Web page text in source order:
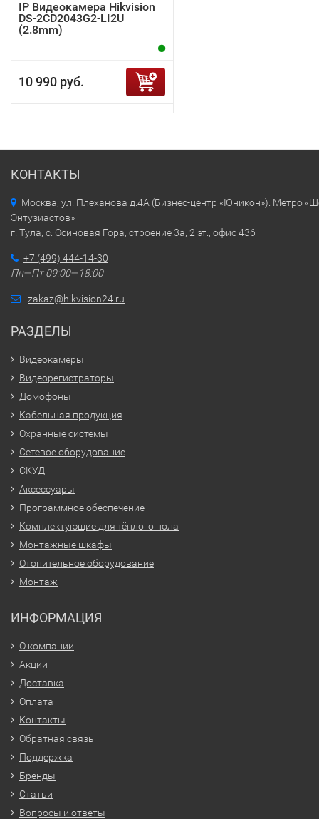
IP Видеокамера Hikvision
DS-2CD2043G2-LI2U
(2.8mm)
10 990 руб.
КОНТАКТЫ
Москва, ул. Плеханова д.4А (Бизнес-центр «Юникон»). Метро
Энтузиастов»
г. Тула, с. Осиновая Гора, строение 3а, 2 эт., офис 436
+7 (499) 444-14-30
Пн—Пт 09:00—18:00
zakaz@hikvision24.ru
РАЗДЕЛЫ
Видеокамеры
Видеорегистраторы
Домофоны
Кабельная продукция
Охранные системы
Сетевое оборудование
СКУД
Аксессуары
Программное обеспечение
Комплектующие для тёплого пола
Монтажные шкафы
Отопительное оборудование
Монтаж
ИНФОРМАЦИЯ
О компании
Акции
Доставка
Оплата
Контакты
Обратная связь
Поддержка
Бренды
Статьи
Вопросы и ответы